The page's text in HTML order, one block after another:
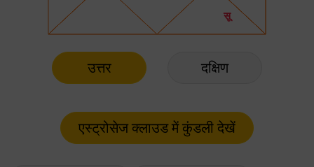
उत्तर दक्षिण